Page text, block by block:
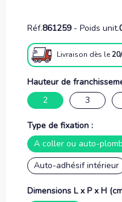
Réf.861259- Poids unit.
Livraison dès le
Hauteur de
2
3
Type de fixation :
A coller ou auto-
Auto-adhésif intérieur
Dimensions L x P x H